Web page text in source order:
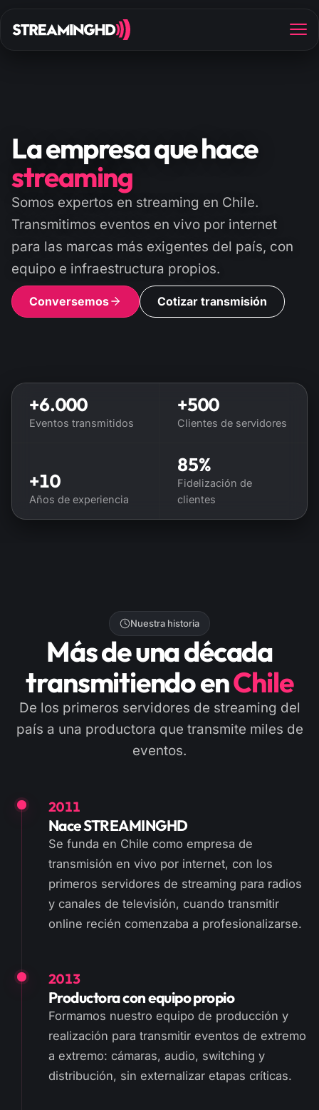
La empresa que hace
streaming
Somos expertos en streaming en Chile.
Transmitimos eventos en vivo por internet
para las marcas más exigentes del país, con
equipo e infraestructura propios.
Conversemos Cotizar transmisión
Eventos transmitidos
+6.000
Clientes de servidores
+500
Años de experiencia
+10
Fidelización de
clientes
85%
Nuestra historia
Más de una década
transmitiendo enChile
De los primeros servidores de streaming del
país a una productora que transmite miles de
eventos.
2011
Nace STREAMINGHD
Se funda en Chile como empresa de
transmisión en vivo por internet, con los
primeros servidores de streaming para radios
y canales de televisión, cuando transmitir
online recién comenzaba a profesionalizarse.
2013
Productora con equipo propio
Formamos nuestro equipo de producción y
realización para transmitir eventos de extremo
a extremo: cámaras, audio, switching y
distribución, sin externalizar etapas críticas.